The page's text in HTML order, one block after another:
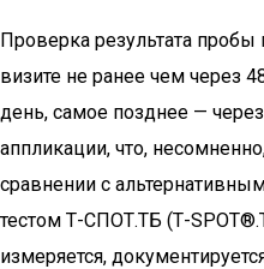
Проверка результата
визите не ранее чем через
день, самое позднее —
аппликации, что,
сравнении с
тестом Т-СПОТ.ТБ (Т-
измеряется,